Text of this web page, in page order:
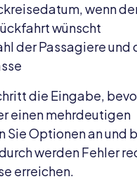
wenn
wünscht
der Passagiere und
die Eingabe,
einen mehrdeutigen
Optionen an und
werden Fehler
erreichen.